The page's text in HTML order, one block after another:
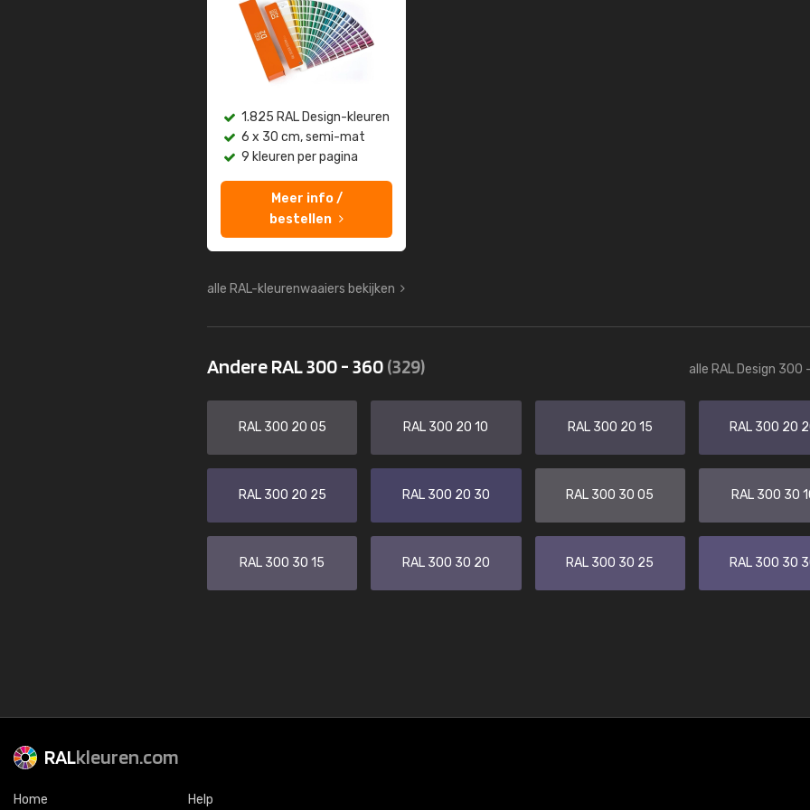
1.825 RAL Design-kleuren
6 x 30 cm, semi-mat
9 kleuren per pagina
Meer info /
bestellen
alle RAL-kleurenwaaiers bekijken
Andere RAL 300 - 360(329) alle RAL Design 300
RAL 300 20 05 RAL 300 20 10 RAL 300 20 15 RAL 300 20
RAL 300 20 25 RAL 300 20 30 RAL 300 30 05 RAL 300 30
RAL 300 30 15 RAL 300 30 20 RAL 300 30 25 RAL 300 30
RALkleuren.com
Home Help